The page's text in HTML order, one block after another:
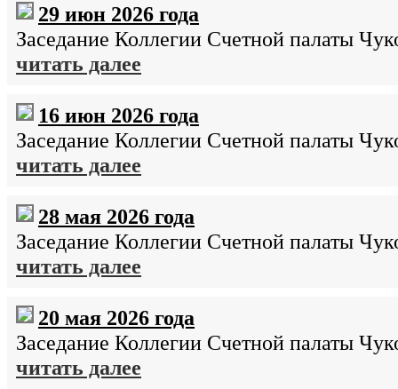
29 июн 2026 года
Заседание Коллегии Счетной палаты
читать далее
16 июн 2026 года
Заседание Коллегии Счетной палаты
читать далее
28 мая 2026 года
Заседание Коллегии Счетной палаты
читать далее
20 мая 2026 года
Заседание Коллегии Счетной палаты
читать далее